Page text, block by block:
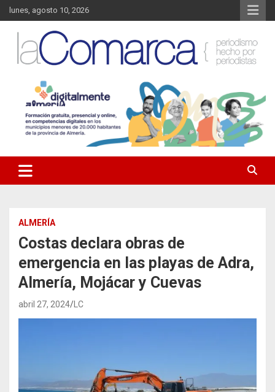
Saltar
al
contenido
lunes, agosto 10, 2026
La Comarca – Noticias del
Almanzora
Almanzora y sus localidades.
ALMERÍA
Costas declara obras de
emergencia en las playas de Adra,
Almería, Mojácar y Cuevas
abril 27, 2024 LC